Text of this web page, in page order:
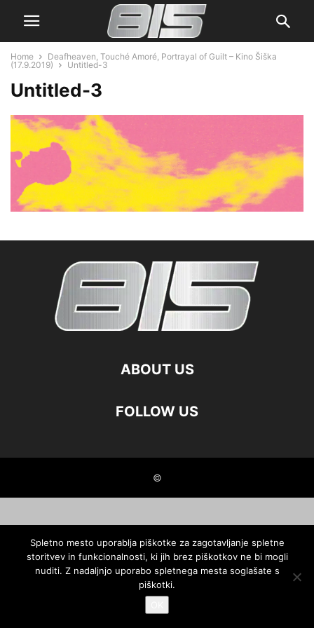
Home
Deafheaven, Touché Amoré, Portrayal of Guilt – Kino Šiška
(17.9.2019)
Untitled-3
Untitled-3
ABOUT US
FOLLOW US
©
Spletno mesto uporablja piškotke za zagotavljanje spletne
storitvev in funkcionalnosti, ki jih brez piškotkov ne bi mogli
nuditi. Z nadaljnjo uporabo spletnega mesta soglašate s
piškotki.